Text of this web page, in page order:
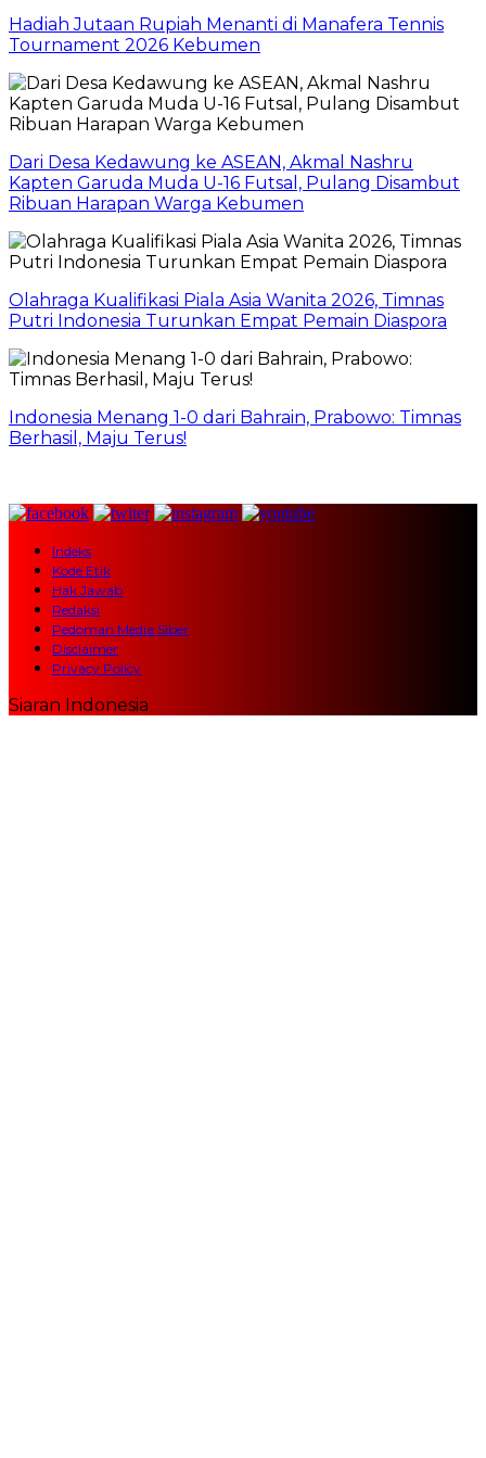
Hadiah Jutaan Rupiah Menanti di Manafera Tennis
Tournament 2026 Kebumen
Dari Desa Kedawung ke ASEAN, Akmal Nashru
Kapten Garuda Muda U-16 Futsal, Pulang Disambut
Ribuan Harapan Warga Kebumen
Olahraga Kualifikasi Piala Asia Wanita 2026, Timnas
Putri Indonesia Turunkan Empat Pemain Diaspora
Indonesia Menang 1-0 dari Bahrain, Prabowo: Timnas
Berhasil, Maju Terus!
Indeks
Kode Etik
Hak Jawab
Redaksi
Pedoman Media Siber
Disclaimer
Privacy Policy
Siaran Indonesia